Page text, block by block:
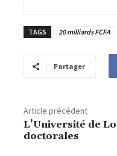
TAGS 20 milliards FCFA
Partager
Article précédent
L’Université de
doctorales